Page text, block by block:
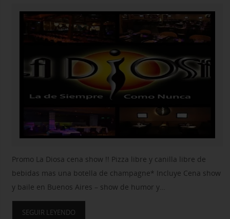
Promo La Diosa cena show !! Pizza libre y canilla libre de
bebidas mas una botella de champagne* Incluye Cena show
y baile en Buenos Aires – show de humor y…
SEGUIR LEYENDO